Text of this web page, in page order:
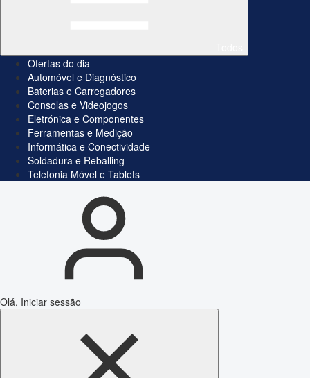
Ofertas do dia
Automóvel e Diagnóstico
Baterias e Carregadores
Consolas e Videojogos
Eletrónica e Componentes
Ferramentas e Medição
Informática e Conectividade
Soldadura e Reballing
Telefonia Móvel e Tablets
Olá, Iniciar sessão